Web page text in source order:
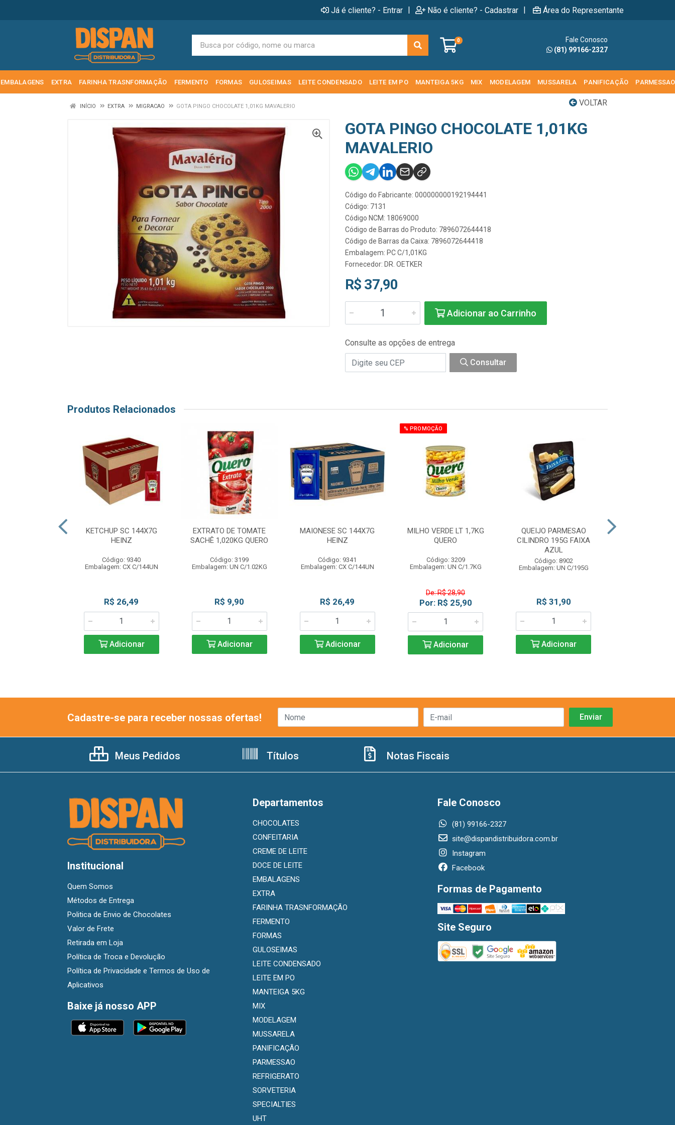
Já é cliente? - Entrar | Não é cliente? - Cadastrar | Área do Representante
0
Fale Conosco
(81) 99166-2327
EMBALAGENS EXTRA FARINHA TRASNFORMAÇÃO FERMENTO FORMAS GULOSEIMAS LEITE CONDENSADO LEITE EM PO MANTEIGA 5KG MIX MODELAGEM MUSSARELA PANIFICAÇÃO PARMESSAO
VOLTAR
INÍCIO EXTRA MIGRACAO GOTA PINGO CHOCOLATE 1,01KG MAVALERIO
GOTA PINGO CHOCOLATE 1,01KG
MAVALERIO
Código do Fabricante: 000000000192194441
Código: 7131
Código NCM: 18069000
Código de Barras do Produto: 7896072644418
Código de Barras da Caixa: 7896072644418
Embalagem: PC C/1,01KG
Fornecedor: DR. OETKER
R$ 37,90
Adicionar ao Carrinho
Consulte as opções de entrega
Consultar
Produtos Relacionados
KETCHUP SC 144X7G
HEINZ
Código: 9340
Embalagem: CX C/144UN
R$ 26,49
Adicionar
EXTRATO DE TOMATE
SACHÊ 1,020KG QUERO
Código: 3199
Embalagem: UN C/1.02KG
R$ 9,90
Adicionar
MAIONESE SC 144X7G
HEINZ
Código: 9341
Embalagem: CX C/144UN
R$ 26,49
Adicionar
% PROMOÇÃO
MILHO VERDE LT 1,7KG
QUERO
Código: 3209
Embalagem: UN C/1.7KG
De: R$ 28,90
Por: R$ 25,90
Adicionar
QUEIJO PARMESAO
CILINDRO 195G FAIXA
AZUL
Código: 8902
Embalagem: UN C/195G
R$ 31,90
Adicionar
Cadastre-se para receber nossas ofertas!
Meus Pedidos Títulos Notas Fiscais
Institucional
Quem Somos
Métodos de Entrega
Politica de Envio de Chocolates
Valor de Frete
Retirada em Loja
Política de Troca e Devolução
Política de Privacidade e Termos de Uso de
Aplicativos
Baixe já nosso APP
Departamentos
CHOCOLATES
CONFEITARIA
CREME DE LEITE
DOCE DE LEITE
EMBALAGENS
EXTRA
FARINHA TRASNFORMAÇÃO
FERMENTO
FORMAS
GULOSEIMAS
LEITE CONDENSADO
LEITE EM PO
MANTEIGA 5KG
MIX
MODELAGEM
MUSSARELA
PANIFICAÇÃO
PARMESSAO
REFRIGERATO
SORVETERIA
SPECIALTIES
UHT
Fale Conosco
(81) 99166-2327
site@dispandistribuidora.com.br
Instagram
Facebook
Formas de Pagamento
Site Seguro